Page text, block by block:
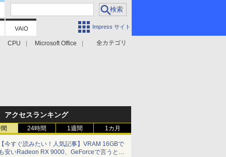
Impress サイト
全カテゴリ
CPU Microsoft Office
アクセスランキング
24時間 1週間 1カ月
今すぐ読みたい！人気記事】VRAM 16GBで
安いRadeon RX 9000、GeForceで言うとど